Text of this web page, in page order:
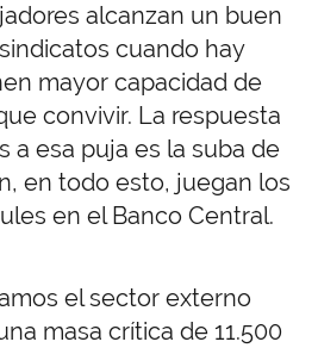
alcanzan un buen
cuando hay
mayor capacidad de
convivir. La respuesta
a esa puja es la suba de
en todo esto, juegan los
en el Banco Central.
el sector externo
masa crítica de 11.500